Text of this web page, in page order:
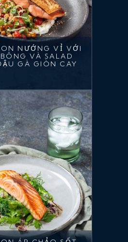
NƯỚNG VỈ VỚI
VÀ SALAD
GÀ GIÒN CAY